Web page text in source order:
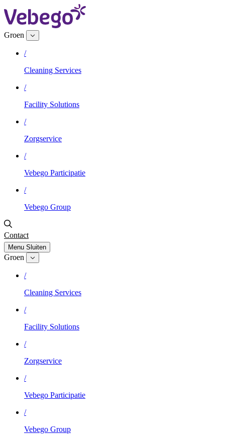
Groen
/
Cleaning Services
/
Facility Solutions
/
Zorgservice
/
Vebego Participatie
/
Vebego Group
Contact
Menu Sluiten
Groen
/
Cleaning Services
/
Facility Solutions
/
Zorgservice
/
Vebego Participatie
/
Vebego Group